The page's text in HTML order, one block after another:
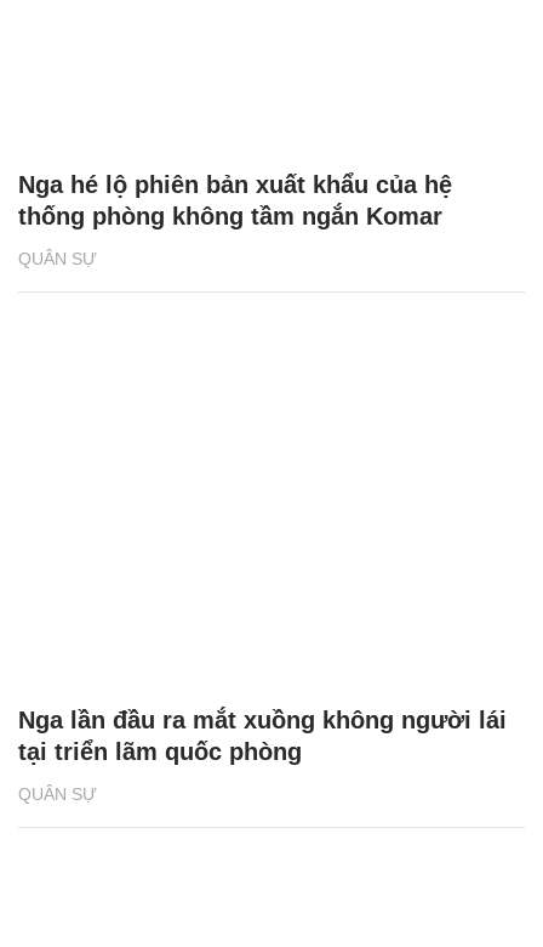
QUÂN SỰ
Nga hé lộ phiên bản xuất khẩu của hệ
thống phòng không tầm ngắn Komar
QUÂN SỰ
Nga lần đầu ra mắt xuồng không người lái
tại triển lãm quốc phòng